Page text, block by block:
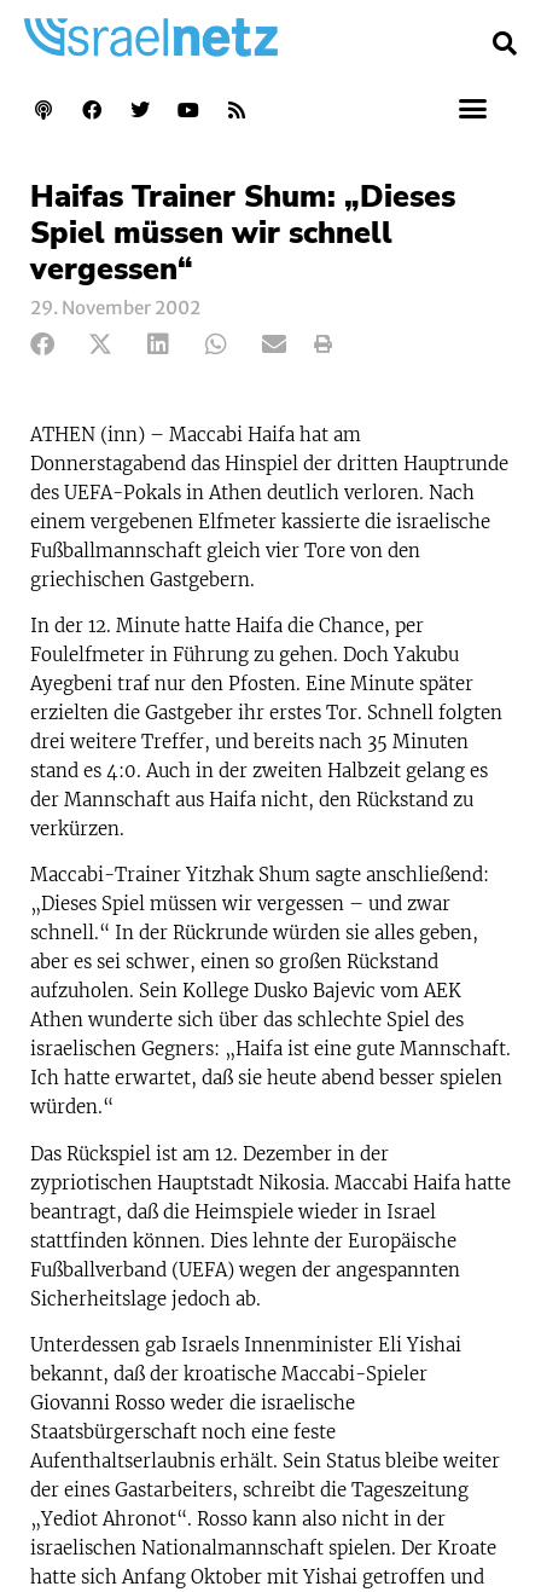
Haifas Trainer Shum: „Dieses
Spiel müssen wir schnell
vergessen“
29. November 2002
ATHEN (inn) – Maccabi Haifa hat am
Donnerstagabend das Hinspiel der dritten Hauptrunde
des UEFA-Pokals in Athen deutlich verloren. Nach
einem vergebenen Elfmeter kassierte die israelische
Fußballmannschaft gleich vier Tore von den
griechischen Gastgebern.
In der 12. Minute hatte Haifa die Chance, per
Foulelfmeter in Führung zu gehen. Doch Yakubu
Ayegbeni traf nur den Pfosten. Eine Minute später
erzielten die Gastgeber ihr erstes Tor. Schnell folgten
drei weitere Treffer, und bereits nach 35 Minuten
stand es 4:0. Auch in der zweiten Halbzeit gelang es
der Mannschaft aus Haifa nicht, den Rückstand zu
verkürzen.
Maccabi-Trainer Yitzhak Shum sagte anschließend:
„Dieses Spiel müssen wir vergessen – und zwar
schnell.“ In der Rückrunde würden sie alles geben,
aber es sei schwer, einen so großen Rückstand
aufzuholen. Sein Kollege Dusko Bajevic vom AEK
Athen wunderte sich über das schlechte Spiel des
israelischen Gegners: „Haifa ist eine gute Mannschaft.
Ich hatte erwartet, daß sie heute abend besser spielen
würden.“
Das Rückspiel ist am 12. Dezember in der
zypriotischen Hauptstadt Nikosia. Maccabi Haifa hatte
beantragt, daß die Heimspiele wieder in Israel
stattfinden können. Dies lehnte der Europäische
Fußballverband (UEFA) wegen der angespannten
Sicherheitslage jedoch ab.
Unterdessen gab Israels Innenminister Eli Yishai
bekannt, daß der kroatische Maccabi-Spieler
Giovanni Rosso weder die israelische
Staatsbürgerschaft noch eine feste
Aufenthaltserlaubnis erhält. Sein Status bleibe weiter
der eines Gastarbeiters, schreibt die Tageszeitung
„Yediot Ahronot“. Rosso kann also nicht in der
israelischen Nationalmannschaft spielen. Der Kroate
hatte sich Anfang Oktober mit Yishai getroffen und